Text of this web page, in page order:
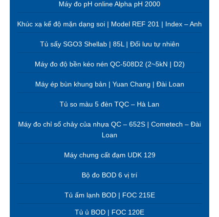
Máy đo pH online Alpha pH 2000
Khúc xạ kế độ mặn dạng soi | Model REF 201 | Index – Anh
Tủ sấy SGO3 Shellab | 85L | Đối lưu tự nhiên
Máy đo độ bền kéo nén QC-508D2 (2~5kN | D2)
Máy ép bùn khung bản | Yuan Chang | Đài Loan
Tủ so màu 5 đèn TQC – Hà Lan
Máy đo chỉ số chảy của nhựa QC – 652S | Cometech – Đài
Loan
Máy chưng cất đạm UDK 129
Bộ đo BOD 6 vị trí
Tủ ấm lạnh BOD | FOC 215E
Tủ ủ BOD | FOC 120E